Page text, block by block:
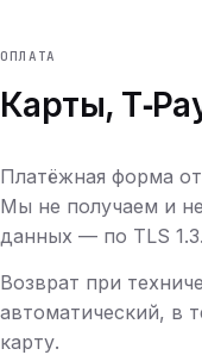
ОПЛАТА
Карты,
Платёжная форма
Мы не получаем и
данных — по TLS 1.3.
Возврат при
автоматический, в
карту.